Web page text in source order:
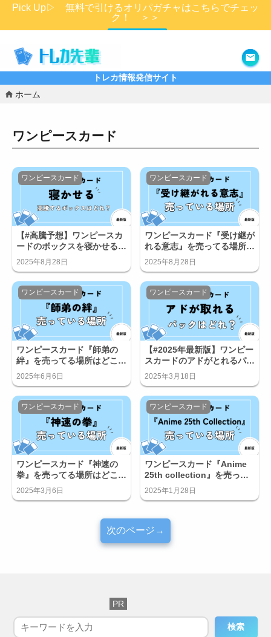
Pick Up▷ 無料で引けるオリパガチャはこちらでチェッ
ク！ ＞＞
トレカ情報発信サイト
ホーム
ワンピースカード
【#高騰予想】ワンピースカ
ードのボックスを寝かせると
10年後はどうなる？
2025年8月28日
ワンピースカード
ワンピースカード『受け継が
れる意志』を売ってる場所は
どこ？コンビニで買える？
2025年8月28日
ワンピースカード
ワンピースカード『師弟の
絆』を売ってる場所はどこ？
コンビニで買える？
2025年6月6日
ワンピースカード
【#2025年最新版】ワンピー
スカードのアドがとれるパッ
クはどれ？おすすめを紹介！
2025年3月18日
ワンピースカード
ワンピースカード『神速の
拳』を売ってる場所はどこ？
コンビニで買える？
2025年3月6日
ワンピースカード
ワンピースカード『Anime
25th collection』を売って
る場所はどこ？コンビニで買
える？
2025年1月28日
ワンピースカード
次のページ→
検索